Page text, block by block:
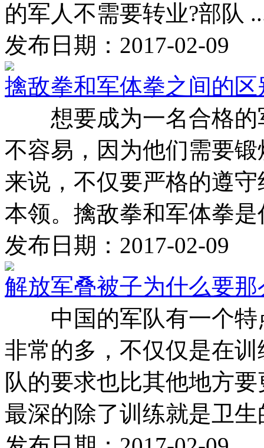
的军人不需要转业?部队
发布日期：2017-02-09
擒敌拳和军体拳之间的
想要成为一名合格的
不容易，因为他们需要
来说，不仅要严格的遵
本领。擒敌拳和军体拳
发布日期：2017-02-09
解放军叠被子为什么要
中国的军队有一个特
非常的多，不仅仅是在
队的要求也比其他地方
最深的除了训练就是卫